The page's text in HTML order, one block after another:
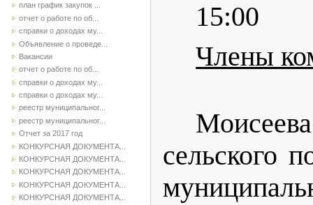
план график закупок ...
отчет о работе по об...
справки о доходах му...
Объявление о проведе...
Вакансии
отчет о работе по об...
справки о доходах му...
справки о доходах му...
реестр муниципальног...
реестр муниципальног...
Отчет за 2017 год
КОНКУРСНАЯ ДОКУМЕНТА...
КОНКУРСНАЯ ДОКУМЕНТА...
КОНКУРСНАЯ ДОКУМЕНТА...
КОНКУРСНАЯ ДОКУМЕНТА...
КОНКУРСНАЯ ДОКУМЕНТА...
15:00
Члены
сельского